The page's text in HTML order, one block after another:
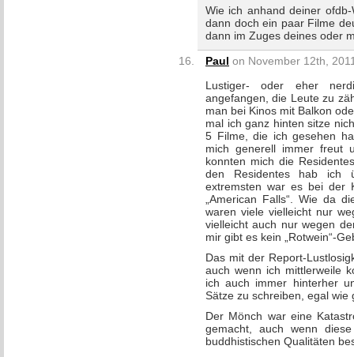
Wie ich anhand deiner
dann doch ein paar Filme
dann im Zuges deines oder
Paul on November 12th,
Lustiger- oder eher
angefangen, die Leute zu
man bei Kinos mit Balkon
mal ich ganz hinten sitze
5 Filme, die ich gesehen
mich generell immer freut
konnten mich die
den Residentes hab ich
extremsten war es bei der
„American Falls“. Wie da
waren viele vielleicht nur
vielleicht auch nur wegen
mir gibt es kein „Rotwein“-
Das mit der Report-
auch wenn ich mittlerweile
ich auch immer hinterher
Sätze zu schreiben, egal
Der Mönch war eine
gemacht, auch wenn
buddhistischen Qualitäten